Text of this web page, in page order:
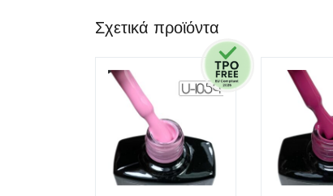
Σχετικά προϊόντα